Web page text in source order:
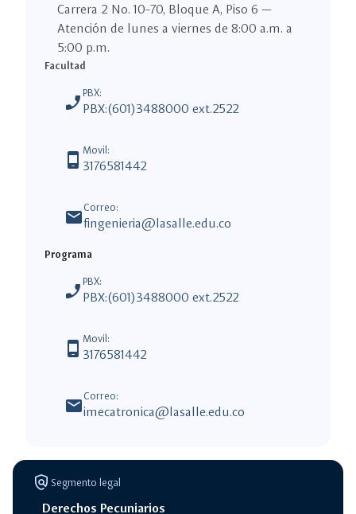
Carrera 2 No. 10-70, Bloque A, Piso 6 —
Atención de lunes a viernes de 8:00 a.m. a
5:00 p.m.
Facultad
phone_enabled PBX:
PBX:(601)3488000 ext.2522
phone_android Movil:
3176581442
mail Correo:
fingenieria@lasalle.edu.co
Programa
phone_enabled PBX:
PBX:(601)3488000 ext.2522
phone_android Movil:
3176581442
mail Correo:
imecatronica@lasalle.edu.co
policy Segmento legal
Derechos Pecuniarios